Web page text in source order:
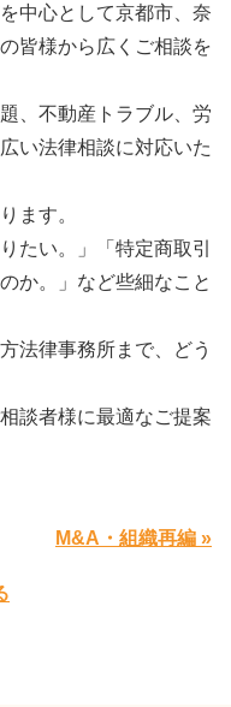
中心として京都市、奈
皆様から広くご相談を
、不動産トラブル、労
い法律相談に対応いた
ます。
たい。」「特定商取引
か。」など些細なこと
法律事務所まで、どう
談者様に最適なご提案
M&A・組織再編 »